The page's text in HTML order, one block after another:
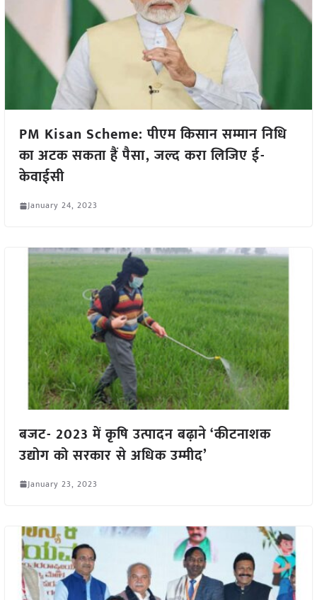
PM Kisan Scheme: पीएम किसान सम्मान निधि
का अटक सकता हैं पैसा, जल्द करा लिजिए ई-
केवाईसी
January 24, 2023
बजट- 2023 में कृषि उत्पादन बढ़ाने ‘कीटनाशक
उद्योग को सरकार से अधिक उम्मीद’
January 23, 2023